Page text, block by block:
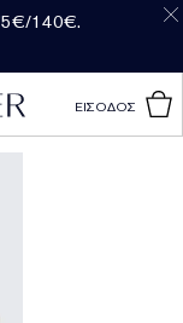
140€.
ΕΙΣΟΔΟΣ